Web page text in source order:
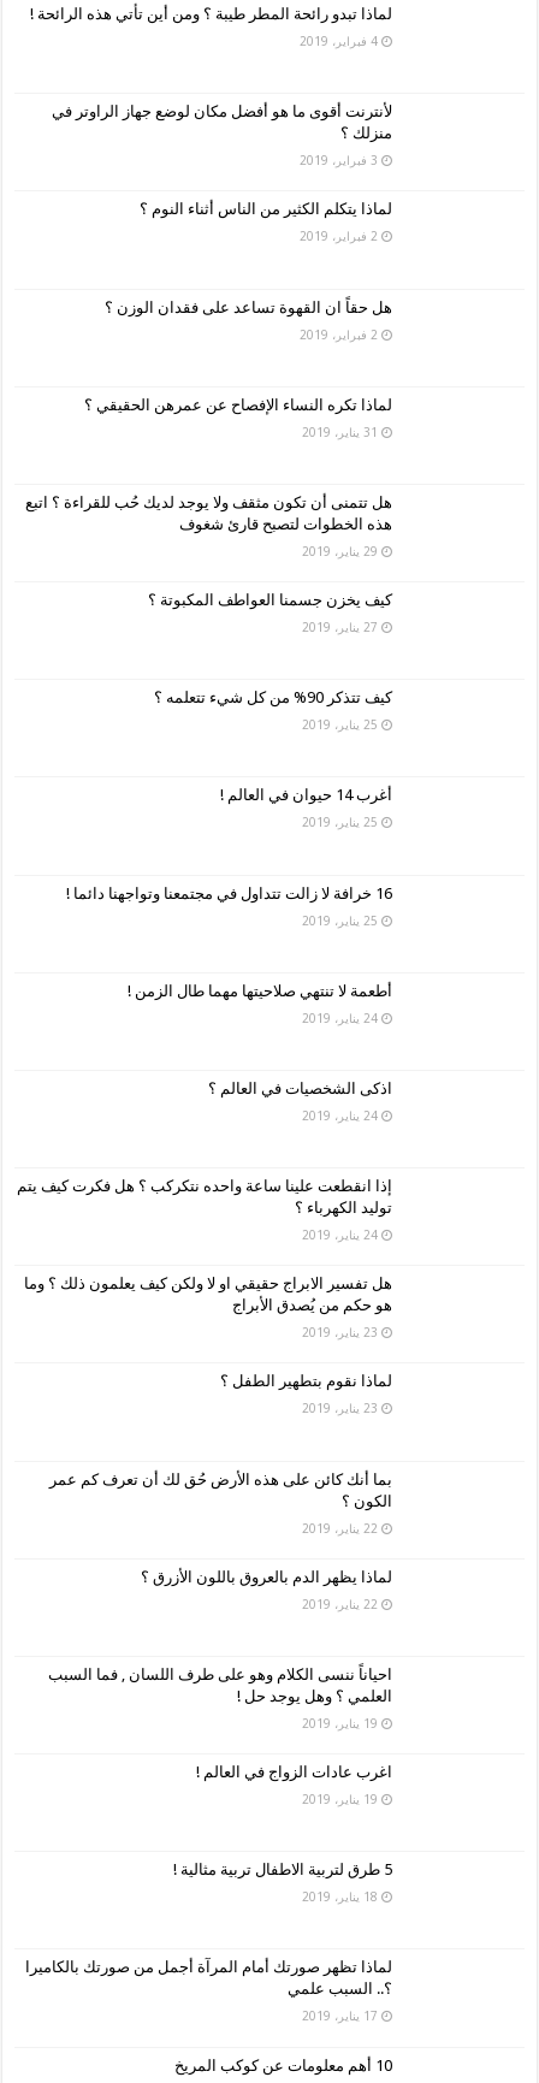
لماذا تبدو رائحة المطر طيبة ؟ ومن أين تأتي هذه الرائحة !
4 فبراير، 2019
لأنترنت أقوى ما هو أفضل مكان لوضع جهاز الراوتر في
منزلك ؟
3 فبراير، 2019
لماذا يتكلم الكثير من الناس أثناء النوم ؟
2 فبراير، 2019
هل حقاً ان القهوة تساعد على فقدان الوزن ؟
2 فبراير، 2019
لماذا تكره النساء الإفصاح عن عمرهن الحقيقي ؟
31 يناير، 2019
هل تتمنى أن تكون مثقف ولا يوجد لديك حُب للقراءة ؟ اتبع
هذه الخطوات لتصبح قارئ شغوف
29 يناير، 2019
كيف يخزن جسمنا العواطف المكبوتة ؟
27 يناير، 2019
كيف تتذكر 90% من كل شيء تتعلمه ؟
25 يناير، 2019
أغرب 14 حيوان في العالم !
25 يناير، 2019
16 خرافة لا زالت تتداول في مجتمعنا وتواجهنا دائما !
25 يناير، 2019
أطعمة لا تنتهي صلاحيتها مهما طال الزمن !
24 يناير، 2019
اذكى الشخصيات في العالم ؟
24 يناير، 2019
إذا انقطعت علينا ساعة واحده نتكركب ؟ هل فكرت كيف يتم
توليد الكهرباء ؟
24 يناير، 2019
هل تفسير الابراج حقيقي او لا ولكن كيف يعلمون ذلك ؟ وما
هو حكم من يُصدق الأبراج
23 يناير، 2019
لماذا نقوم بتطهير الطفل ؟
23 يناير، 2019
بما أنك كائن على هذه الأرض حُق لك أن تعرف كم عمر
الكون ؟
22 يناير، 2019
لماذا يظهر الدم بالعروق باللون الأزرق ؟
22 يناير، 2019
احياناً ننسى الكلام وهو على طرف اللسان , فما السبب
العلمي ؟ وهل يوجد حل !
19 يناير، 2019
اغرب عادات الزواج في العالم !
19 يناير، 2019
5 طرق لتربية الاطفال تربية مثالية !
18 يناير، 2019
لماذا تظهر صورتك أمام المرآة أجمل من صورتك بالكاميرا
؟.. السبب علمي
17 يناير، 2019
10 أهم معلومات عن كوكب المريخ